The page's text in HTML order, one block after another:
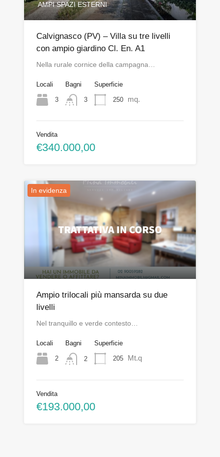
AMPI SPAZI ESTERNI
Calvignasco (PV) – Villa su tre livelli
con ampio giardino Cl. En. A1
Nella rurale cornice della campagna…
Locali
3
Bagni
3
Superficie
250 mq.
Vendita
€340.000,00
In evidenza
Ampio trilocali più mansarda su due
livelli
Nel tranquillo e verde contesto…
Locali
2
Bagni
2
Superficie
205 Mt.q
Vendita
€193.000,00